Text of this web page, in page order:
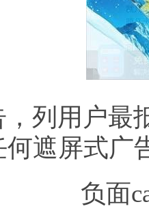
列用户最
何遮屏式广
负面